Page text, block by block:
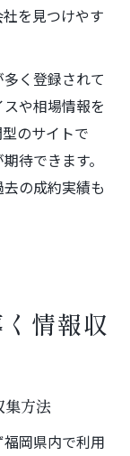
を見つけやす
く登録されて
や相場情報を
のサイトで
待できます。
の成約実績も
情報収
集方法
岡県内で利用